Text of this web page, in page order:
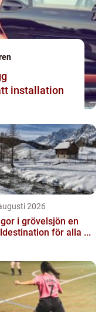
installation
2026
i grövelsjön en
för alla ...